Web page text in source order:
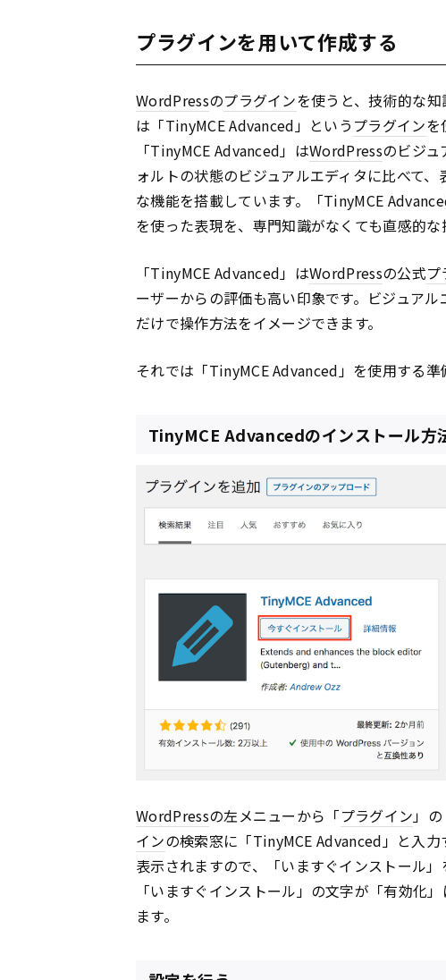
プラグインを用いて作成する
WordPressのプラグインを使うと、技術的な
は「TinyMCE Advanced」という プラグインを
「TinyMCE Advanced」はWordPressのビジュ
ォルトの状態のビジュアルエディタに比べて
な機能を搭載しています。「TinyMCE
を使った表現を、専門知識がなくても直感的な
「TinyMCE Advanced」はWordPressの公式プ
ーザーからの評価も高い印象です。ビジュアル
だけで操作方法をイメージできます。
それでは「TinyMCE Advanced」を使用する準
TinyMCE Advancedのインストール方
WordPressの左メニューから「プラグイン」
インの検索窓に「TinyMCE Advanced」と入力
表示されますので、「いますぐインストール
「いますぐインストール」の文字が「有効化
ます。